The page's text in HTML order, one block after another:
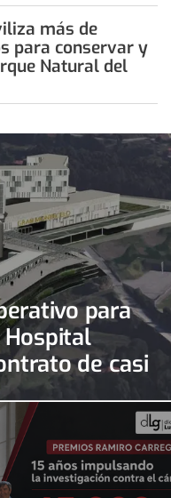
más de
para conservar y
Natural del
para
de casi